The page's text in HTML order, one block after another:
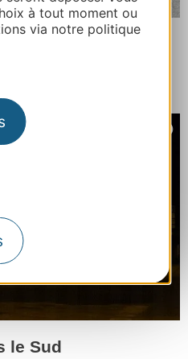
à tout moment ou
via notre politique
le Sud